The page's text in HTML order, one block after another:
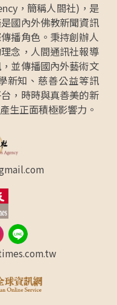
，簡稱人間社)，是
國內外佛教新聞資訊
播角色。秉持創辦人
念，人間通訊社報導
並傳播國內外藝術文
新知、慈善公益等訊
，時時與真善美的新
生正面積極影響力。